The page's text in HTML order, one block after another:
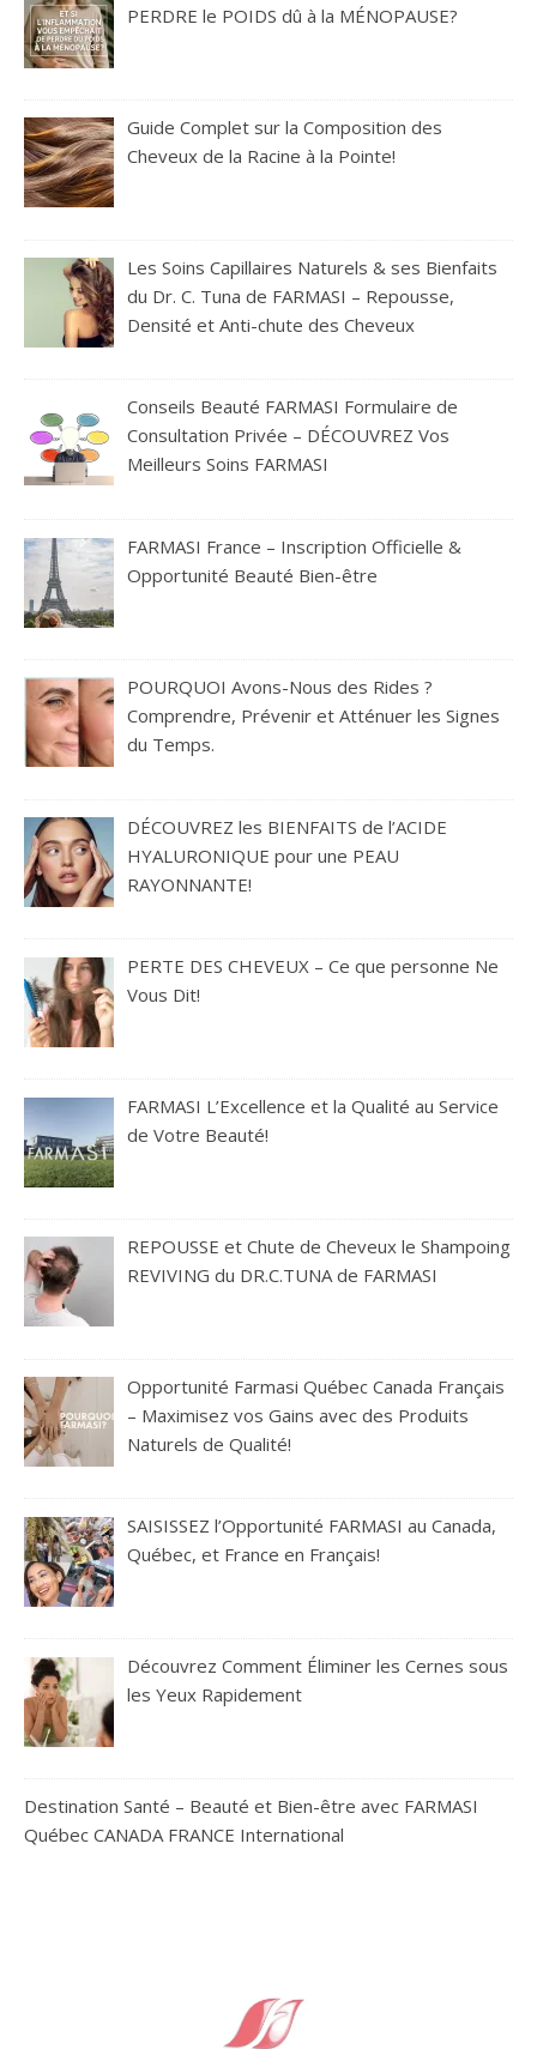
PERDRE le POIDS dû à la MÉNOPAUSE?
Guide Complet sur la Composition des
Cheveux de la Racine à la Pointe!
Les Soins Capillaires Naturels & ses Bienfaits
du Dr. C. Tuna de FARMASI – Repousse,
Densité et Anti-chute des Cheveux
Conseils Beauté FARMASI Formulaire de
Consultation Privée – DÉCOUVREZ Vos
Meilleurs Soins FARMASI
FARMASI France – Inscription Officielle &
Opportunité Beauté Bien-être
POURQUOI Avons-Nous des Rides ?
Comprendre, Prévenir et Atténuer les Signes
du Temps.
DÉCOUVREZ les BIENFAITS de l’ACIDE
HYALURONIQUE pour une PEAU
RAYONNANTE!
PERTE DES CHEVEUX – Ce que personne Ne
Vous Dit!
FARMASI L’Excellence et la Qualité au Service
de Votre Beauté!
REPOUSSE et Chute de Cheveux le Shampoing
REVIVING du DR.C.TUNA de FARMASI
Opportunité Farmasi Québec Canada Français
– Maximisez vos Gains avec des Produits
Naturels de Qualité!
SAISISSEZ l’Opportunité FARMASI au Canada,
Québec, et France en Français!
Découvrez Comment Éliminer les Cernes sous
les Yeux Rapidement
Destination Santé – Beauté et Bien-être avec FARMASI
Québec CANADA FRANCE International